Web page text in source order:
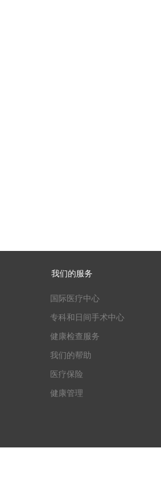
我们的服务
国际医疗中心
专科和日间手术中心
健康检查服务
我们的帮助
医疗保险
健康管理